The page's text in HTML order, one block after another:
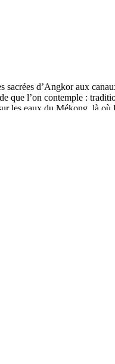
d’Angkor aux
l’on contemple :
les eaux du Mékong, là